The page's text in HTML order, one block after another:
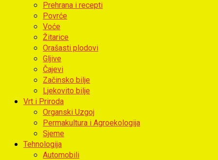
Prehrana i recepti
Povrće
Voće
Žitarice
Orašasti plodovi
Gljive
Čajevi
Začinsko bilje
Ljekovito bilje
Vrt i Priroda
Organski Uzgoj
Permakultura i Agroekologija
Sjeme
Tehnologija
Automobili